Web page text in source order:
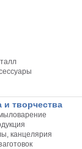
творчества
канцелярия